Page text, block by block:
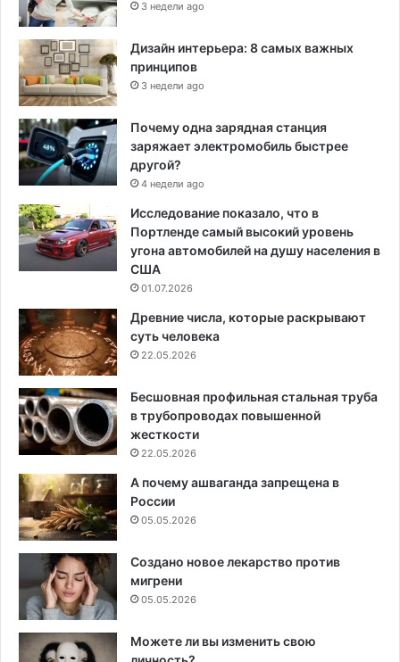
3 недели ago
Дизайн интерьера: 8 самых важных
принципов
3 недели ago
Почему одна зарядная станция
заряжает электромобиль быстрее
другой?
4 недели ago
Исследование показало, что в
Портленде самый высокий уровень
угона автомобилей на душу населения в
США
01.07.2026
Древние числа, которые раскрывают
суть человека
22.05.2026
Бесшовная профильная стальная труба
в трубопроводах повышенной
жесткости
22.05.2026
А почему ашваганда запрещена в
России
05.05.2026
Создано новое лекарство против
мигрени
05.05.2026
Можете ли вы изменить свою